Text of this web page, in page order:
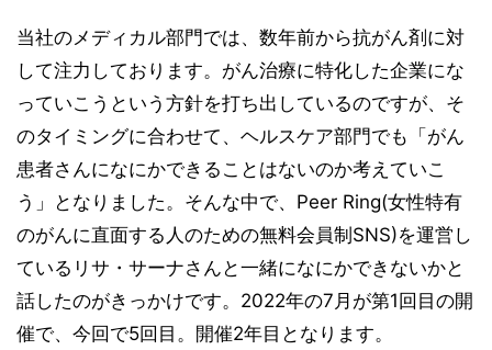
当社のメディカル部門では、数年前から抗がん剤に対
して注力しております。がん治療に特化した企業にな
っていこうという方針を打ち出しているのですが、そ
のタイミングに合わせて、ヘルスケア部門でも「がん
患者さんになにかできることはないのか考えていこ
う」となりました。そんな中で、Peer Ring(女性特有
のがんに直面する人のための無料会員制SNS)を運営し
ているリサ・サーナさんと一緒になにかできないかと
話したのがきっかけです。2022年の7月が第1回目の開
催で、今回で5回目。開催2年目となります。